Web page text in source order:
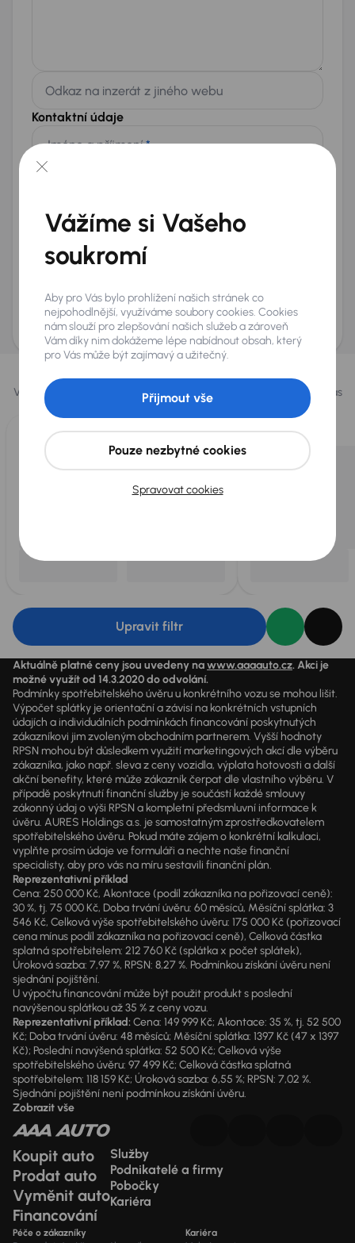
Odkaz na inzerát z jiného webu
Kontaktní údaje
Jméno a příjmení*
+420
E-mail*
Přeji si dostávat informace o atraktivních slevových
nabídkách
AURES Holdings a.s., se sídlem Dopraváků 874/15, Čimice, 184 00 Praha 8 bude
uchovávat a zpracovávat vaše osobní údaje v souladu se zásadami ochrany a
zpracováníosobních údajů.
Vybrali jsme pro vás
Vybíráme pro vás ty nejlepší vozy
z naší nabídky. Každý den pro vás
vykoupíme až 400 vozů
Upravit filtr
Aktuálně platné ceny jsou uvedeny nawww.aaaauto.cz. Akci je
možné využít od 14.3.2020 do odvolání.
Podmínky spotřebitelského úvěru u konkrétního vozu se mohou lišit.
Výpočet splátky je orientační a závisí na konkrétních vstupních
údajích a individuálních podmínkách financování poskytnutých
zákazníkovi jim zvoleným obchodním partnerem. Vyšší hodnoty
RPSN mohou být důsledkem využití marketingových akcí dle výběru
zákazníka, jako např. sleva z ceny vozidla, výplata hotovosti a další
akční benefity, které může zákazník čerpat dle vlastního výběru. V
případě poskytnutí finanční služby je součástí každé smlouvy
zákonný údaj o výši RPSN a kompletní předsmluvní informace k
úvěru. AURES Holdings a.s. je samostatným zprostředkovatelem
spotřebitelského úvěru. Pokud máte zájem o konkrétní kalkulaci,
vyplňte prosím údaje ve formuláři a nechte naše finanční
specialisty, aby pro vás na míru sestavili finanční plán.
Reprezentativní příklad
Cena: 250 000 Kč, Akontace (podíl zákazníka na pořizovací ceně):
30 %, tj. 75 000 Kč, Doba trvání úvěru: 60 měsíců, Měsíční splátka: 3
546 Kč, Celková výše spotřebitelského úvěru: 175 000 Kč (pořizovací
cena mínus podíl zákazníka na pořizovací ceně), Celková částka
splatná spotřebitelem: 212 760 Kč (splátka x počet splátek),
Úroková sazba: 7,97 %, RPSN: 8,27 %. Podmínkou získání úvěru není
sjednání pojištění.
U výpočtu financování může být použit produkt s poslední
navýšenou splátkou až 35 % z ceny vozu.
Reprezentativní příklad:Cena: 149 999 Kč; Akontace: 35 %, tj. 52 500
Kč; Doba trvání úvěru: 48 měsíců; Měsíční splátka: 1397 Kč (47 x 1397
Kč); Poslední navýšená splátka: 52 500 Kč; Celková výše
spotřebitelského úvěru: 97 499 Kč; Celková částka splatná
spotřebitelem: 118 159 Kč; Úroková sazba: 6,55 %; RPSN: 7,02 %.
Sjednání pojištění není podmínkou získání úvěru.
Zobrazit vše
Koupit auto
Prodat auto
Vyměnit auto
Financování
Služby
Podnikatelé a firmy
Pobočky
Kariéra
Péče o zákazníky Kariéra
Vážíme si Vašeho
soukromí
Aby pro Vás bylo prohlížení našich stránek co
nejpohodlnější, využíváme soubory cookies. Cookies
nám slouží pro zlepšování našich služeb a zároveň
Vám díky nim dokážeme lépe nabídnout obsah, který
pro Vás může být zajímavý a užitečný.
Spravovat cookies
Pouze nezbytné cookies
Přijmout vše